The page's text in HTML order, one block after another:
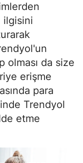
ilgisini
olması da size
erişme
para
Trendyol
etme